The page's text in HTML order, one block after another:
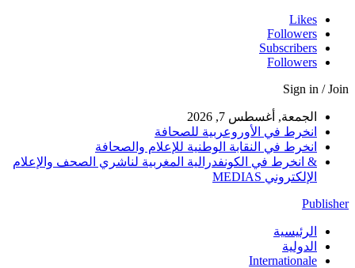
Likes
Followers
Subscribers
Followers
Sign in / Join
الجمعة, أغسطس 7, 2026
انخرط في الأوروعربية للصحافة
انخرط في النقابة الوطنية للإعلام والصحافة
& انخرط في الكونفدرالية المغربية لناشري الصحف والإعلام
الإلكتروني MEDIAS
Publisher
الرئيسية
الدولية
Internationale